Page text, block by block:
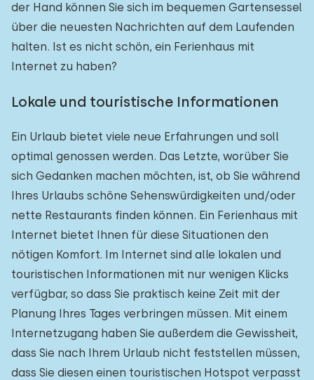
der Hand können Sie sich im bequemen Gartensessel
über die neuesten Nachrichten auf dem Laufenden
halten. Ist es nicht schön, ein Ferienhaus mit
Internet zu haben?
Lokale und touristische Informationen
Ein Urlaub bietet viele neue Erfahrungen und soll
optimal genossen werden. Das Letzte, worüber Sie
sich Gedanken machen möchten, ist, ob Sie während
Ihres Urlaubs schöne Sehenswürdigkeiten und/oder
nette Restaurants finden können. Ein Ferienhaus mit
Internet bietet Ihnen für diese Situationen den
nötigen Komfort. Im Internet sind alle lokalen und
touristischen Informationen mit nur wenigen Klicks
verfügbar, so dass Sie praktisch keine Zeit mit der
Planung Ihres Tages verbringen müssen. Mit einem
Internetzugang haben Sie außerdem die Gewissheit,
dass Sie nach Ihrem Urlaub nicht feststellen müssen,
dass Sie diesen einen touristischen Hotspot verpasst